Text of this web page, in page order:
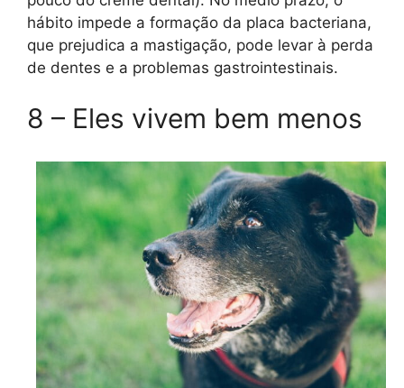
hábito impede a formação da placa bacteriana,
que prejudica a mastigação, pode levar à perda
de dentes e a problemas gastrointestinais.
8 – Eles vivem bem menos